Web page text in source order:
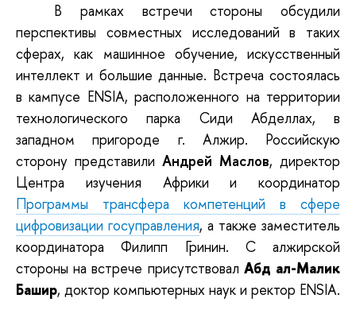
В рамках встречи стороны обсудили
перспективы совместных исследований в таких
сферах, как машинное обучение, искусственный
интеллект и большие данные. Встреча состоялась
в кампусе ENSIA, расположенного на территории
технологического парка
Сиди Абделлах,
в
западном
пригороде г. Алжир.
Российскую
сторону представили Андрей Маслов, директор
Центра
изучения Африки и координатор
Программы трансфера компетенций в сфере
цифровизации госуправления, а также заместитель
координатора Филипп Гринин.
С алжирской
стороны на встрече присутствовал Абд ал-Малик
Башир, доктор компьютерных наук и ректор ENSIA.